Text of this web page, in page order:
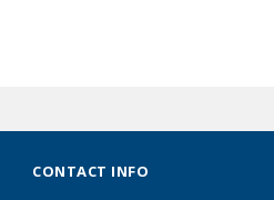
CONTACT INFO